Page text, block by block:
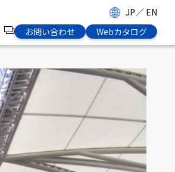
JP／ EN
お問い合わせ Webカタログ